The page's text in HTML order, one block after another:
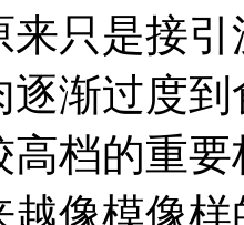
来只是接
逐渐过度
高档的重
越像模像